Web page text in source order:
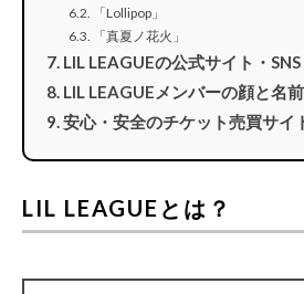
「Lollipop」
「真夏ノ花火」
LIL LEAGUEの公式サイト・SNS
LIL LEAGUEメンバーの顔と名
安心・安全のチケット売買サイ
LIL LEAGUEとは？